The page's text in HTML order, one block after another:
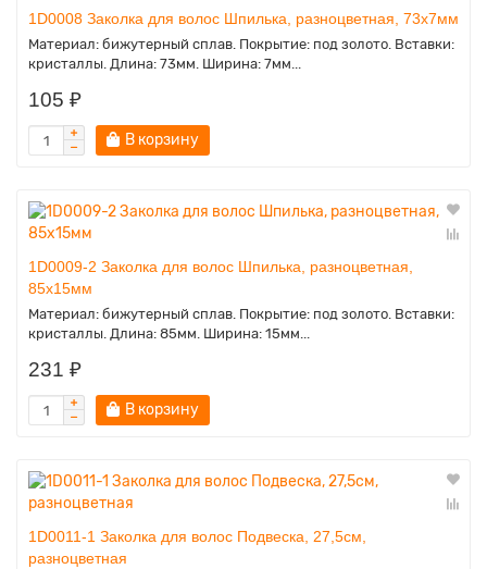
1D0008 Заколка для волос Шпилька, разноцветная, 73х7мм
Материал: бижутерный сплав. Покрытие: под золото. Вставки:
кристаллы. Длина: 73мм. Ширина: 7мм...
105 ₽
В корзину
1D0009-2 Заколка для волос Шпилька, разноцветная,
85х15мм
Материал: бижутерный сплав. Покрытие: под золото. Вставки:
кристаллы. Длина: 85мм. Ширина: 15мм...
231 ₽
В корзину
1D0011-1 Заколка для волос Подвеска, 27,5см,
разноцветная